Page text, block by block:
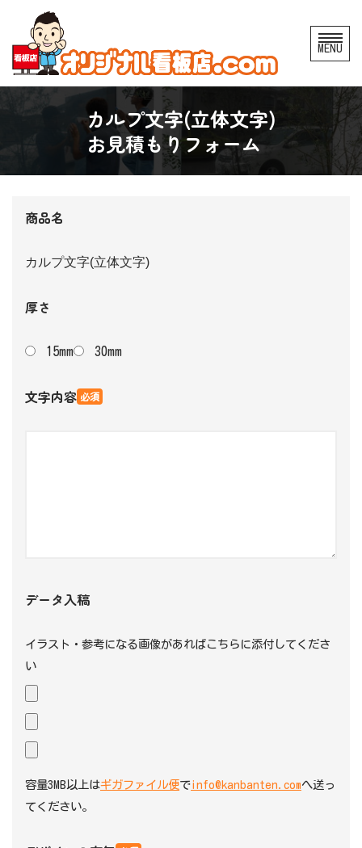
コ
ン
テ
ス
MENU
カルプ文字(立体文字)
お見積もりフォーム
商品名
カルプ文字(立体文字)
厚さ
15mm 30mm
文字内容 必須
データ入稿
イラスト・参考になる画像があればこちらに添付してくださ
い
容量3MB以上はギガファイル便でinfo@kanbanten.comへ送っ
てください。